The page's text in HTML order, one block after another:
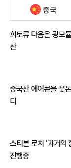
중국
희토류 다음은 광모
산
중국산 에어콘을 웃
디
스티븐 로치 '과거의
진행중